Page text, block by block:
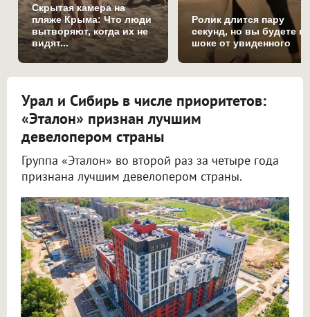
Скрытая камера на
пляже Крыма: Что люди
вытворяют, когда их не
видят...
Ролик длится пару
секунд, но вы будете в
шоке от увиденного
Урал и Сибирь в числе приоритетов:
«Эталон» признан лучшим
девелопером страны
Группа «Эталон» во второй раз за четыре года
признана лучшим девелопером страны.